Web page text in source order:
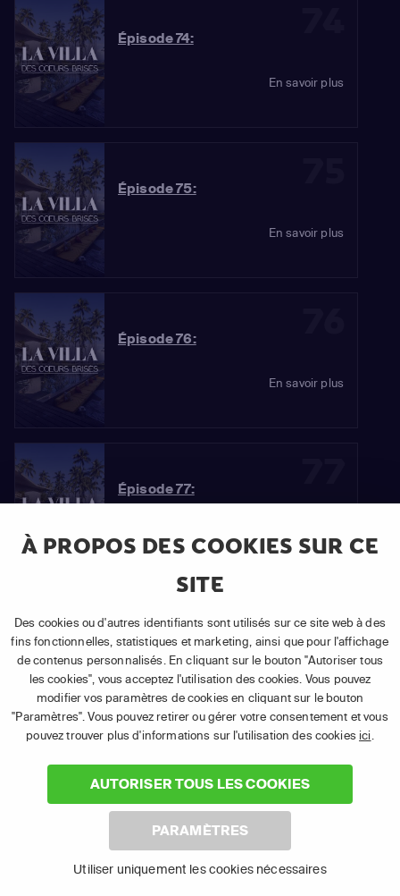
À PROPOS DES COOKIES SUR CE
SITE
Des cookies ou d'autres identifiants sont utilisés sur ce site web à des
fins fonctionnelles, statistiques et marketing, ainsi que pour l'affichage
de contenus personnalisés. En cliquant sur le bouton "Autoriser tous
les cookies", vous acceptez l'utilisation des cookies. Vous pouvez
modifier vos paramètres de cookies en cliquant sur le bouton
"Paramètres". Vous pouvez retirer ou gérer votre consentement et vous
pouvez trouver plus d'informations sur l'utilisation des cookies ici
AUTORISER TOUS LES COOKIES
PARAMÈTRES
Utiliser uniquement les cookies nécessaires
Épisode 74:
En savoir plus
Épisode 75:
En savoir plus
Épisode 76:
En savoir plus
Épisode 77:
78
Épisode 78:
En savoir plus
79
Épisode 79: